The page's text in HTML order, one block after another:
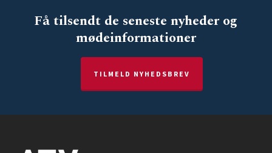
Få tilsendt de seneste nyheder og
mødeinformationer
TILMELD NYHEDSBREV